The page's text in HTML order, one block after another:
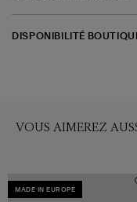
DISPONIBILITÉ
VOUS AIMEREZ
MADE IN EUROPE